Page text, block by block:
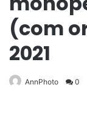
(com
2021
AnnPhoto 0